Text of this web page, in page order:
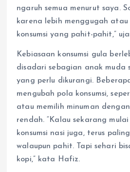
ngaruh semua menurut saya.
karena lebih menggugah
konsumsi yang pahit-pahit,”
Kebiasaan konsumsi gula
disadari sebagian anak muda
yang perlu dikurangi.
mengubah pola konsumsi,
atau memilih minuman
rendah. “Kalau sekarang
konsumsi nasi juga, terus
walaupun pahit. Tapi sehari
kopi,” kata Hafiz.